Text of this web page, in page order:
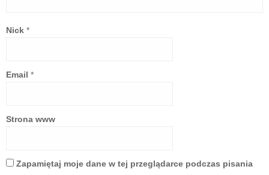
Nick *
Email *
Strona www
Zapamiętaj moje dane w tej przeglądarce podczas pisania